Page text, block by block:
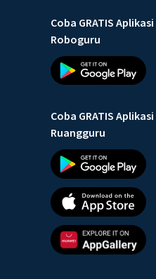
Coba GRATIS Aplikasi
Roboguru
Coba GRATIS Aplikasi
Ruangguru